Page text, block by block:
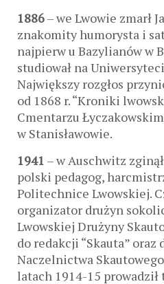
1886– we Lwowie zmarł
znakomity humorysta i
najpierw u Bazylianów w
studiował na
Największy rozgłos
od 1868 r. “Kroniki
Cmentarzu
w Stanisławowie.
1941 – w Auschwitz
polski pedagog,
Politechnice Lwowskiej.
organizator drużyn
Lwowskiej Drużyny
do redakcji “Skauta” oraz
Naczelnictwa
latach 1914-15 prowadził